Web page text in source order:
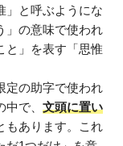
」と呼ぶようにな
」の意味で使われ
と」を表す「思惟
定の助字で使われ
で、 文頭に置い
もあります。これ